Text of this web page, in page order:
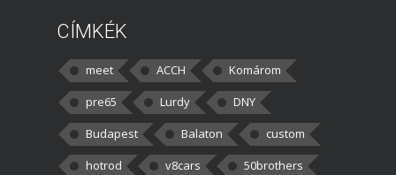
CÍMKÉK
meet ACCH
Komárom
pre65
Lurdy
DNY
Budapest
Balaton
custom
hotrod
v8cars 50brothers